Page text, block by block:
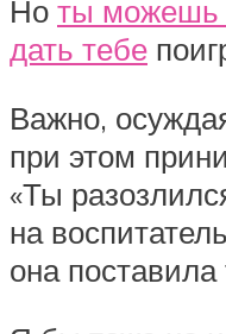
Но ты можешь
дать тебе
Важно,
при этом
«Ты
на
она поставила